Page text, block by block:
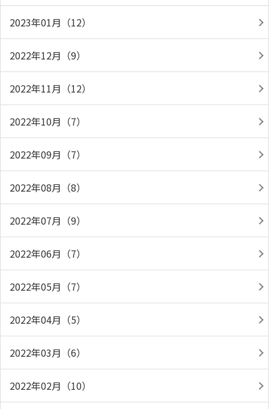
2023年01月（12）
2022年12月（9）
2022年11月（12）
2022年10月（7）
2022年09月（7）
2022年08月（8）
2022年07月（9）
2022年06月（7）
2022年05月（7）
2022年04月（5）
2022年03月（6）
2022年02月（10）